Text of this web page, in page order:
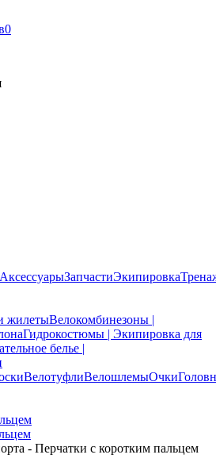
0
АксессуарыЗапчастиЭкипировка
жилетыВелокомбинезоны |
Гидрокостюмы | Экипировка для
белье |
ВелотуфлиВелошлемыОчки
- Перчатки с коротким пальцем